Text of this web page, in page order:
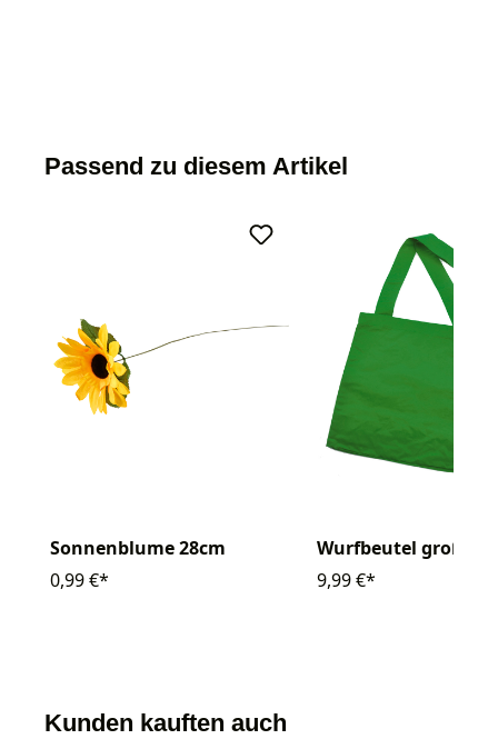
Passend zu diesem Artikel
Sonnenblume 28cm
0,99 €*
Wurfbeutel groß
9,99 €*
Kunden kauften auch